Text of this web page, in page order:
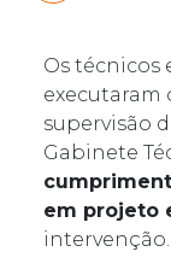
Os técnicos
executaram
supervisão
Gabinete
em projeto
intervenção.